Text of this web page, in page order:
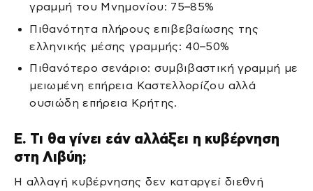
γραμμή του Μνημονίου: 75–85%
Πιθανότητα πλήρους επιβεβαίωσης της
ελληνικής μέσης γραμμής: 40–50%
Πιθανότερο σενάριο: συμβιβαστική γραμμή με
μειωμένη επήρεια Καστελλορίζου αλλά
ουσιώδη επήρεια Κρήτης.
Ε. Τι θα γίνει εάν αλλάξει η κυβέρνηση
στη Λιβύη;
Η αλλαγή κυβέρνησης δεν καταργεί διεθνή